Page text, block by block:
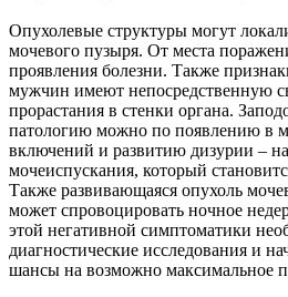
Опухолевые структуры могут
мочевого пузыря. От места
проявления болезни. Также
мужчин имеют непосредственную
прорастания в стенки органа.
патологию можно по появлению в
включений и развитию дизурии –
мочеиспускания, который
Также развивающаяся опухоль
может спровоцировать ночное
этой негативной симптоматики
диагностические исследования и
шансы на возможно максимальное